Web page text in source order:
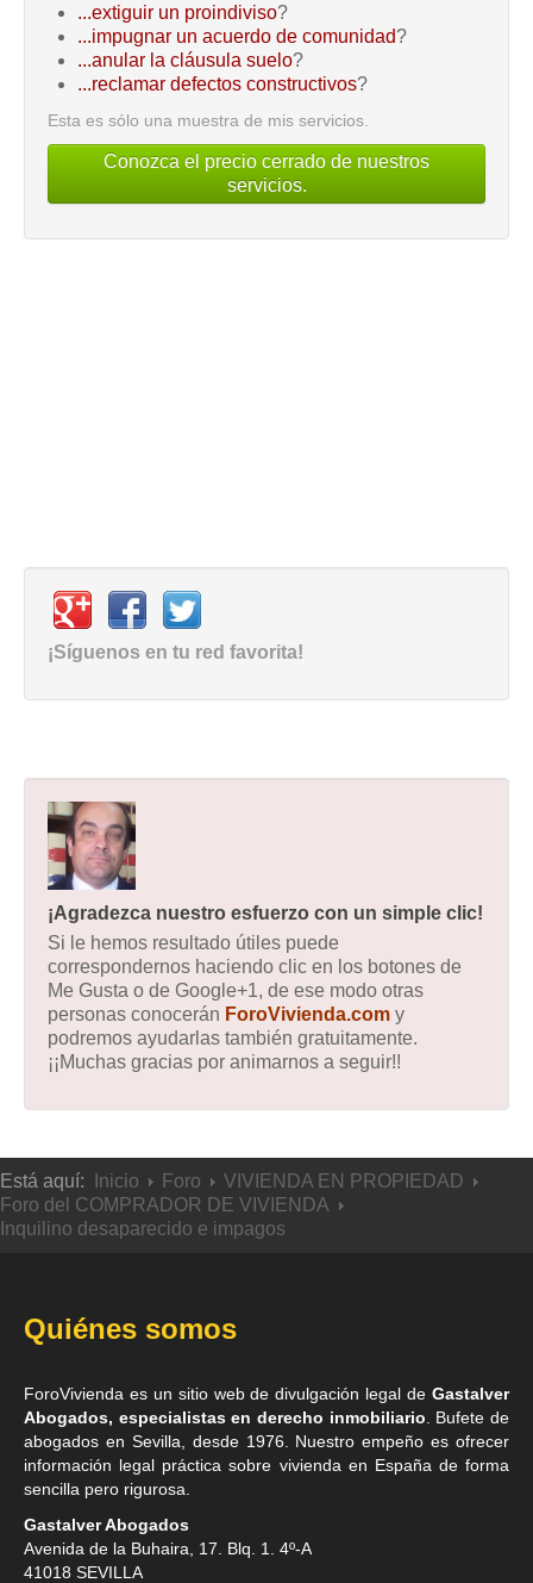
...extiguir un proindiviso?
...impugnar un acuerdo de comunidad?
...anular la cláusula suelo?
...reclamar defectos constructivos?
Esta es sólo una muestra de mis servicios.
Conozca el precio cerrado de nuestros
servicios.
¡Síguenos en tu red favorita!
¡Agradezca nuestro esfuerzo con un simple clic!
Si le hemos resultado útiles puede
correspondernos haciendo clic en los botones de
Me Gusta o de Google+1, de ese modo otras
personas conocerán ForoVivienda.com y
podremos ayudarlas también gratuitamente.
¡¡Muchas gracias por animarnos a seguir!!
Está aquí: Inicio Foro
VIVIENDA EN PROPIEDAD
Foro del COMPRADOR DE VIVIENDA
Inquilino desaparecido e impagos
Quiénes somos
ForoVivienda es un sitio web de divulgación legal de Gastalver
Abogados, especialistas en derecho inmobiliario . Bufete de
abogados en Sevilla , desde 1976. Nuestro empeño es ofrecer
información legal práctica sobre vivienda en España de forma
sencilla pero rigurosa.
Gastalver Abogados
Avenida de la Buhaira, 17. Blq. 1. 4º-A
41018 SEVILLA